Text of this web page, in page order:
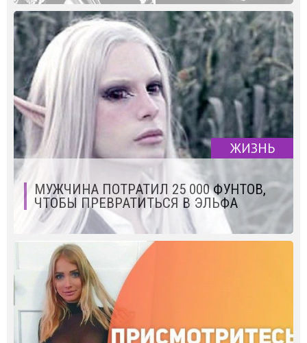
ЖИЗНЬ
МУЖЧИНА ПОТРАТИЛ 25 000 ФУНТОВ,
ЧТОБЫ ПРЕВРАТИТЬСЯ В ЭЛЬФА